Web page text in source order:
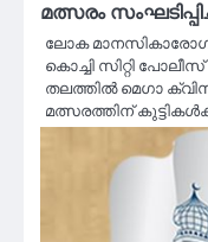
മത്സരം
ലോക
കൊച്ചി സിറ്റി
തലത്തിൽ മെഗാ
മത്സരത്തിന്